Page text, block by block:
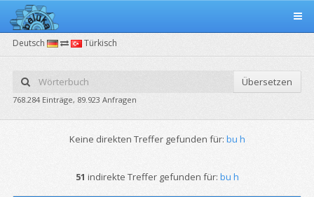
Deutsch Türkisch
Übersetzen
768.284 Einträge, 89.923 Anfragen
Keine direkten Treffer gefunden für: bu h
51 indirekte Treffer gefunden für: bu h